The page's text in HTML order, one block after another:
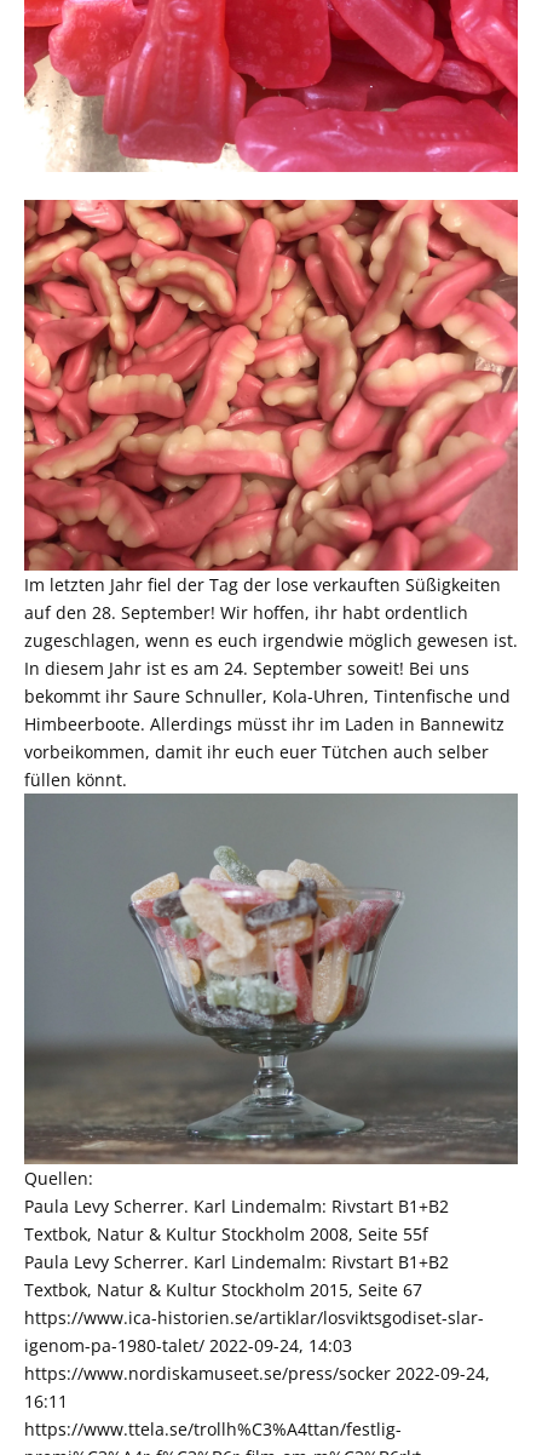
Im letzten Jahr fiel der Tag der lose verkauften Süßigkeiten
auf den 28. September! Wir hoffen, ihr habt ordentlich
zugeschlagen, wenn es euch irgendwie möglich gewesen ist.
In diesem Jahr ist es am 24. September soweit! Bei uns
bekommt ihr Saure Schnuller, Kola-Uhren, Tintenfische und
Himbeerboote. Allerdings müsst ihr im Laden in Bannewitz
vorbeikommen, damit ihr euch euer Tütchen auch selber
füllen könnt.
Quellen:
Paula Levy Scherrer. Karl Lindemalm: Rivstart B1+B2
Textbok, Natur & Kultur Stockholm 2008, Seite 55f
Paula Levy Scherrer. Karl Lindemalm: Rivstart B1+B2
Textbok, Natur & Kultur Stockholm 2015, Seite 67
https://www.ica-historien.se/artiklar/losviktsgodiset-slar-
igenom-pa-1980-talet/ 2022-09-24, 14:03
https://www.nordiskamuseet.se/press/socker 2022-09-24,
16:11
https://www.ttela.se/trollh%C3%A4ttan/festlig-